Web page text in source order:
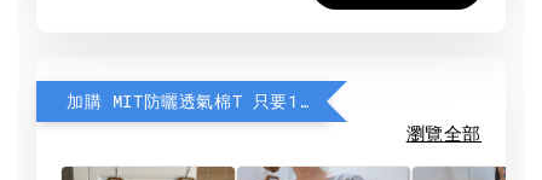
加購 MIT防曬透氣棉T 只要190元
瀏覽全部